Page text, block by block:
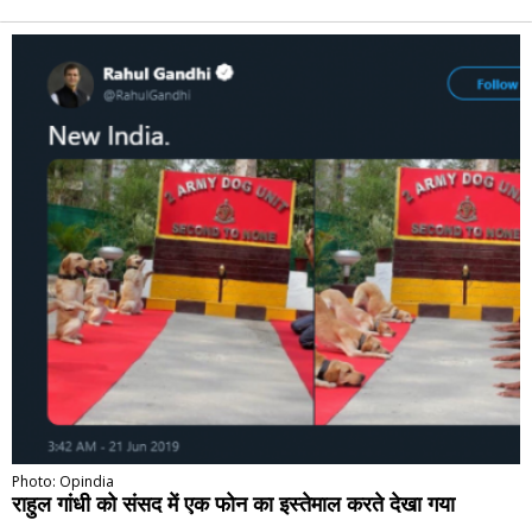
Alternative:
Photo: Opindia
राहुल गांधी को संसद में एक फोन का इस्तेमाल करते देखा गया